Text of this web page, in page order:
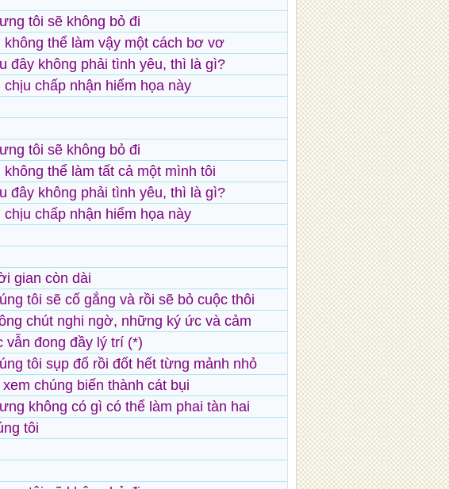
tôi sẽ không bỏ đi
không thể làm vậy một cách bơ vơ
đây không phải tình yêu, thì là gì?
chịu chấp nhận hiểm họa này
tôi sẽ không bỏ đi
không thể làm tất cả một mình tôi
đây không phải tình yêu, thì là gì?
chịu chấp nhận hiểm họa này
gian còn dài
tôi sẽ cố gắng và rồi sẽ bỏ cuộc thôi
chút nghi ngờ, những ký ức và cảm
vẫn đong đầy lý trí (*)
tôi sụp đổ rồi đốt hết từng mảnh nhỏ
chúng biến thành cát bụi
không có gì có thể làm phai tàn hai
tôi